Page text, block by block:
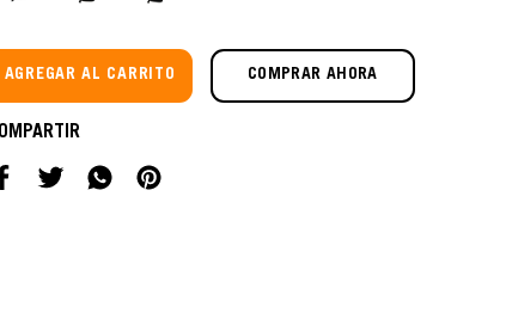
AGREGAR AL CARRITO COMPRAR AHORA